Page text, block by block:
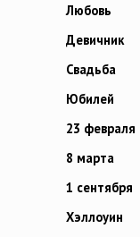
Любовь
Девичник
Свадьба
Юбилей
23 февраля
8 марта
1 сентября
Хэллоуин